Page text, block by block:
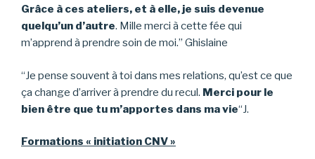
Grâce à ces ateliers, et à elle, je suis devenue
quelqu’un d’autre. Mille merci à cette fée qui
m’apprend à prendre soin de moi.” Ghislaine
“Je pense souvent à toi dans mes relations, qu’est ce que
ça change d’arriver à prendre du recul. Merci pour le
bien être que tu m’apportes dans ma vie“J.
Formations « initiation CNV »